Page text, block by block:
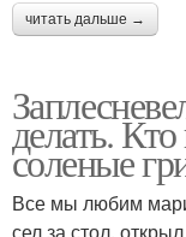
читать дальше →
делать.
соленые
Все мы любим